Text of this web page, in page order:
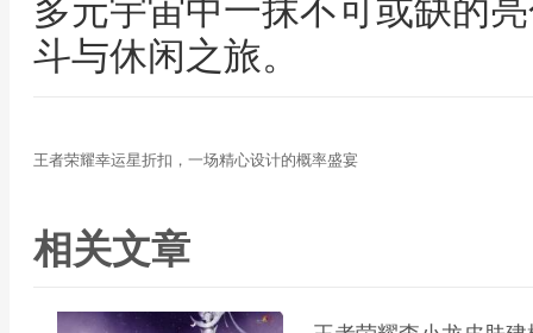
多元宇宙中一抹不可或缺的
斗与休闲之旅。
王者荣耀幸运星折扣，一场精心设计的概率盛宴
相关文章